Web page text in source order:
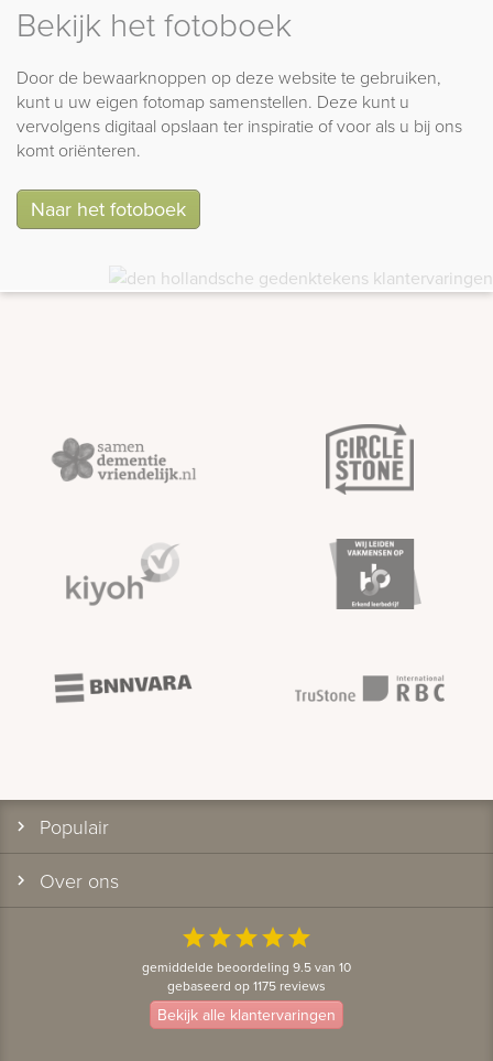
Bekijk het fotoboek
Door de bewaarknoppen op deze website te gebruiken,
kunt u uw eigen fotomap samenstellen. Deze kunt u
vervolgens digitaal opslaan ter inspiratie of voor als u bij ons
komt oriënteren.
Naar het fotoboek
Populair
Over ons
starstarstarstarstar
gemiddelde beoordeling 9.5 van 10
gebaseerd op 1175 reviews
Bekijk alle klantervaringen